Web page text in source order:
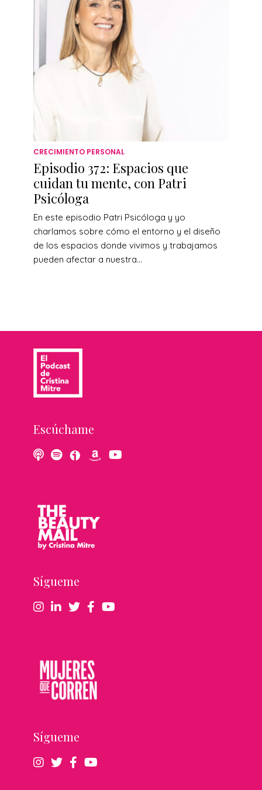
CRECIMIENTO PERSONAL
Episodio 372: Espacios que
cuidan tu mente, con Patri
Psicóloga
En este episodio Patri Psicóloga y yo
charlamos sobre cómo el entorno y el diseño
de los espacios donde vivimos y trabajamos
pueden afectar a nuestra...
Escúchame
Sígueme
Sígueme